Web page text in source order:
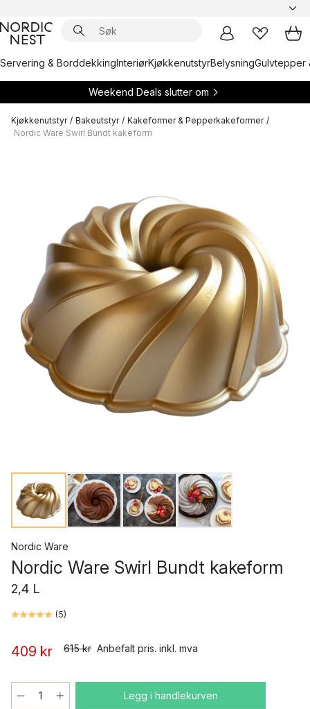
Servering & BorddekkingInteriørKjøkkenutstyrBelysningGulvtepper
Weekend Deals slutter om
Kjøkkenutstyr / Bakeutstyr / Kakeformer & Pepperkakeformer /
Nordic Ware Swirl Bundt kakeform
Nordic Ware
Nordic Ware Swirl Bundt kakeform
2,4 L
(5)
409 kr 615 kr Anbefalt pris. inkl. mva
Legg i handlekurven